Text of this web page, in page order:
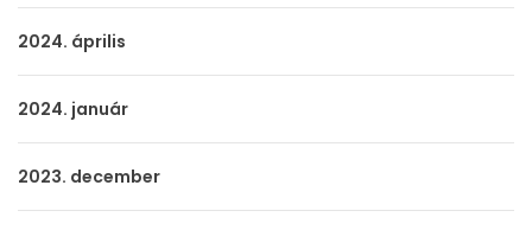
2024. április
2024. január
2023. december